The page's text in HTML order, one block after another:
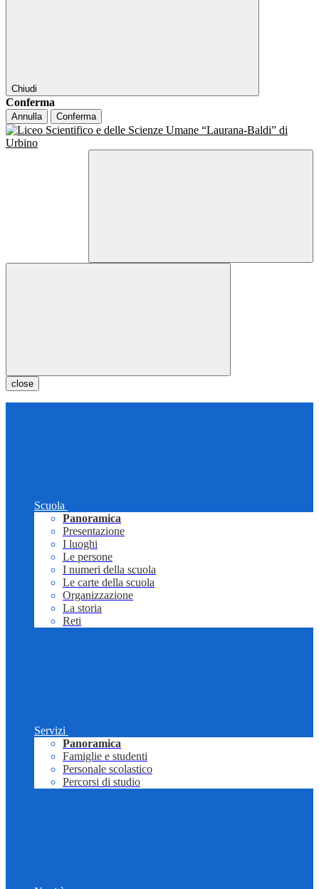
Chiudi
Conferma
Annulla Conferma
close
Scuola
Panoramica
Presentazione
I luoghi
Le persone
I numeri della scuola
Le carte della scuola
Organizzazione
La storia
Reti
Servizi
Panoramica
Famiglie e studenti
Personale scolastico
Percorsi di studio